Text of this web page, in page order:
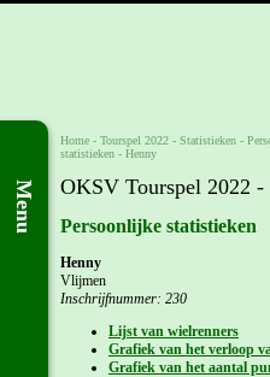
Menu
Home - Tourspel 2022 - Statistieken -
statistieken - Henny
OKSV Tourspel 2022 -
Persoonlijke statistieken
Henny
Vlijmen
Inschrijfnummer: 230
Lijst van wielrenners
Grafiek van het verloop
Grafiek van het aantal